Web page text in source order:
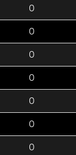
0
0
0
0
0
0
0